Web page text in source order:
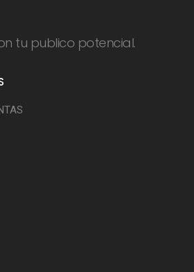
tu publico potencial.